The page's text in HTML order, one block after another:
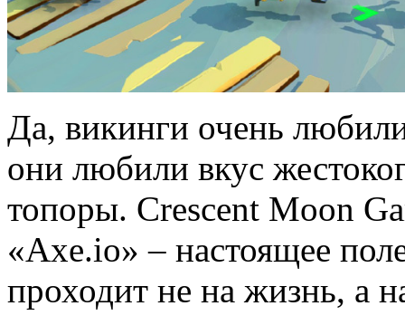
Да, викинги очень
они любили вкус
топоры. Crescent Moon
«Axe.io» – настоящее
проходит не на жизнь, а